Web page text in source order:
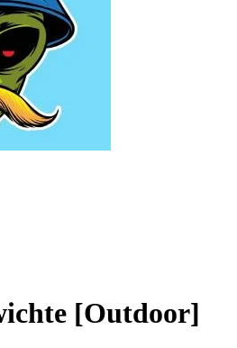
[Outdoor]